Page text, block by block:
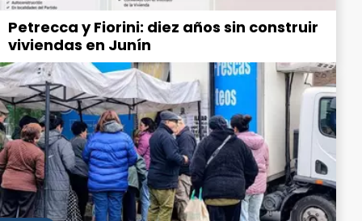
Petrecca y Fiorini: diez años sin construir
viviendas en Junín